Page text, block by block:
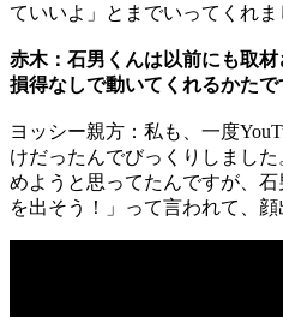
ていいよ」とまでいってくれま
赤木：石男くんは以前にも取
損得なしで動いてくれるかたで
ヨッシー親方：私も、一度
けだったんでびっくりしました
めようと思ってたんですが、
を出そう！」って言われて、顔